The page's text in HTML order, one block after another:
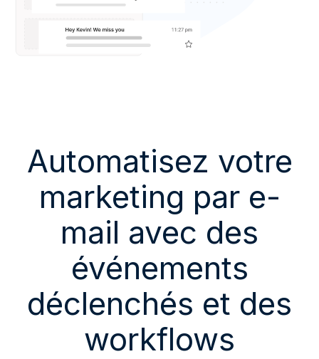
Automatisez votre
marketing par e-
mail avec des
événements
déclenchés et des
workflows